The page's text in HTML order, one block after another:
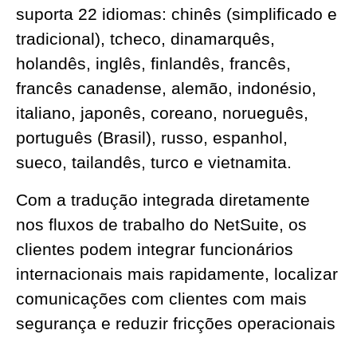
suporta 22 idiomas: chinês (simplificado e
tradicional), tcheco, dinamarquês,
holandês, inglês, finlandês, francês,
francês canadense, alemão, indonésio,
italiano, japonês, coreano, norueguês,
português (Brasil), russo, espanhol,
sueco, tailandês, turco e vietnamita.
Com a tradução integrada diretamente
nos fluxos de trabalho do NetSuite, os
clientes podem integrar funcionários
internacionais mais rapidamente, localizar
comunicações com clientes com mais
segurança e reduzir fricções operacionais